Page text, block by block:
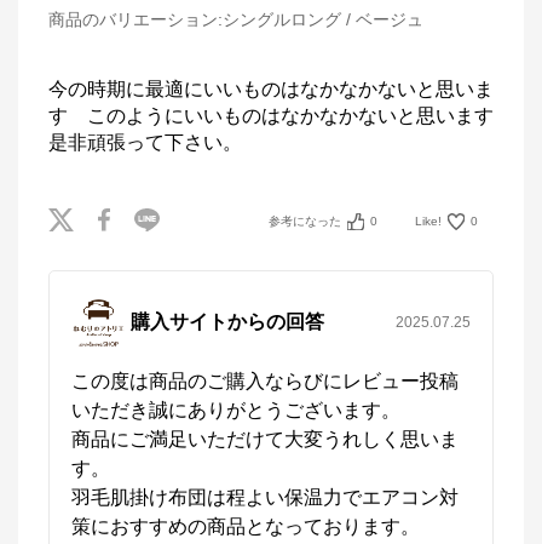
商品のバリエーション:シングルロング / ベージュ
今の時期に最適にいいものはなかなかないと思いま
す　このようにいいものはなかなかないと思います
是非頑張って下さい。
参考になった 0 Like! 0
購入サイトからの回答 2025.07.25
この度は商品のご購入ならびにレビュー投稿
いただき誠にありがとうございます。
商品にご満足いただけて大変うれしく思いま
す。
羽毛肌掛け布団は程よい保温力でエアコン対
策におすすめの商品となっております。